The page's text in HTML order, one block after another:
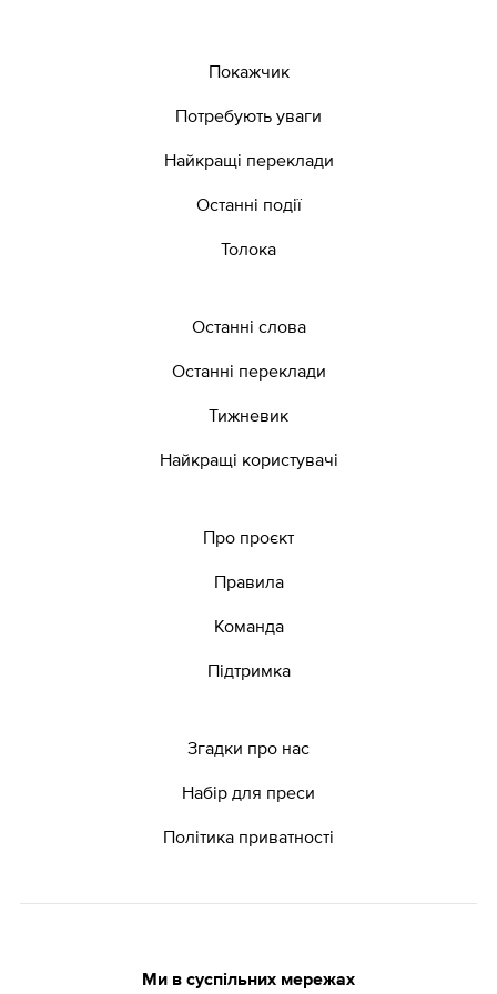
Покажчик
Потребують уваги
Найкращі переклади
Останні події
Толока
Останні слова
Останні переклади
Тижневик
Найкращі користувачі
Про проєкт
Правила
Команда
Підтримка
Згадки про нас
Набір для преси
Політика приватності
Ми в суспільних мережах